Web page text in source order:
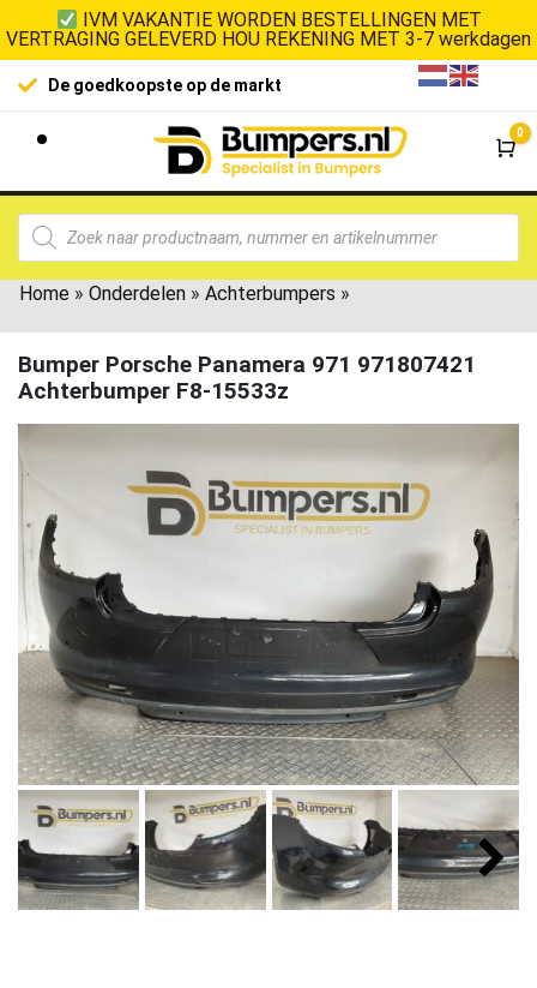
IVM VAKANTIE WORDEN BESTELLINGEN MET
VERTRAGING GELEVERD HOU REKENING MET 3-7 werkdagen
De goedkoopste op de markt
0
Home » Onderdelen » Achterbumpers »
Bumper Porsche Panamera 971 971807421
Achterbumper F8-15533z